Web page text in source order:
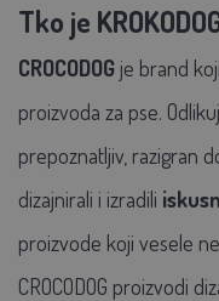
Tko je
CROCODOG je brand
proizvoda za pse.
prepoznatljiv, razigran
dizajnirali i izradili
proizvode koji vesele
CROCODOG proizvodi